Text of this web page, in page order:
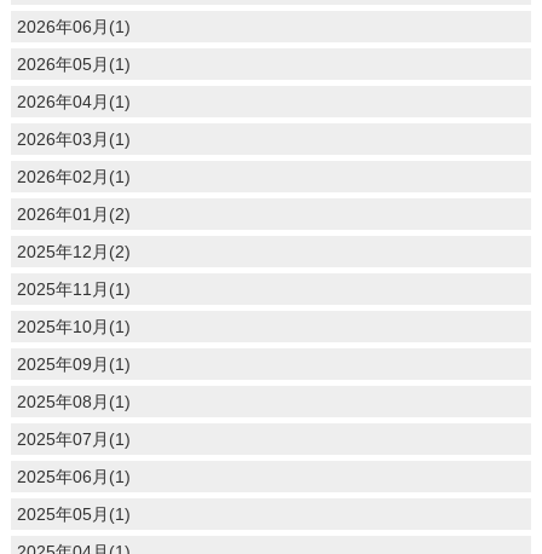
2026年06月(1)
2026年05月(1)
2026年04月(1)
2026年03月(1)
2026年02月(1)
2026年01月(2)
2025年12月(2)
2025年11月(1)
2025年10月(1)
2025年09月(1)
2025年08月(1)
2025年07月(1)
2025年06月(1)
2025年05月(1)